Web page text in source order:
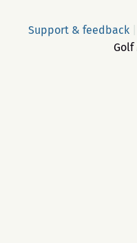
Support & feedback
Golf